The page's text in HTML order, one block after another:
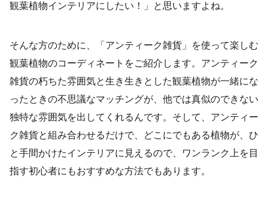
観葉植物インテリアにしたい！」と思いますよね。
そんな方のために、「アンティーク雑貨」を使って楽しむ
観葉植物のコーディネートをご紹介します。アンティーク
雑貨の朽ちた雰囲気と生き生きとした観葉植物が一緒にな
ったときの不思議なマッチングが、他では真似のできない
独特な雰囲気を出してくれるんです。そして、アンティー
ク雑貨と組み合わせるだけで、どこにでもある植物が、ひ
と手間かけたインテリアに見えるので、ワンランク上を目
指す初心者にもおすすめな方法でもあります。